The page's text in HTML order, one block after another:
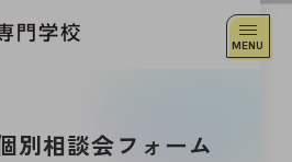
別相談会フォーム